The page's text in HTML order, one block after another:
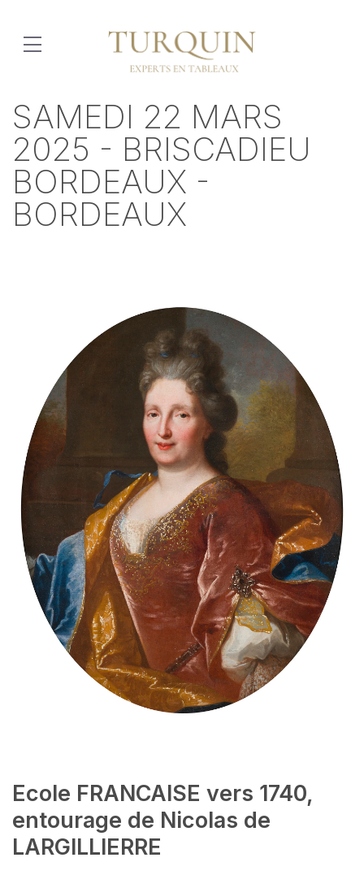
SAMEDI 22 MARS
2025 - BRISCADIEU
BORDEAUX -
BORDEAUX
Ecole FRANCAISE vers 1740,
entourage de Nicolas de
LARGILLIERRE